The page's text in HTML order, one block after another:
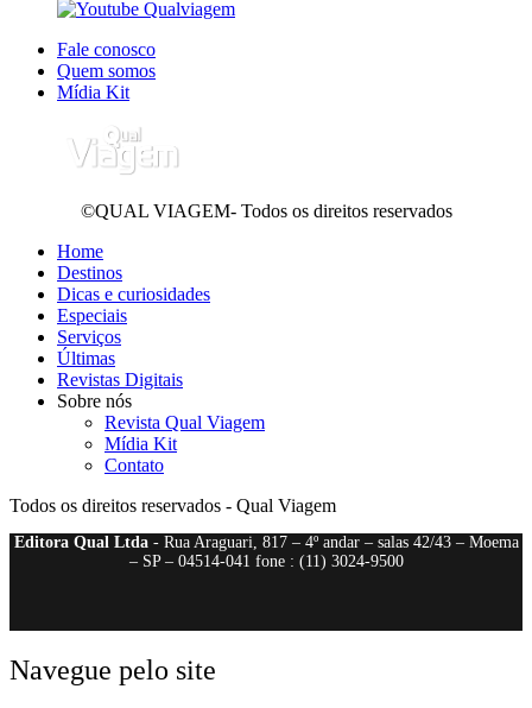
Fale conosco
Quem somos
Mídia Kit
©QUAL VIAGEM- Todos os direitos reservados
Home
Destinos
Dicas e curiosidades
Especiais
Serviços
Últimas
Revistas Digitais
Sobre nós
Revista Qual Viagem
Mídia Kit
Contato
Todos os direitos reservados - Qual Viagem
Editora Qual Ltda- Rua Araguari, 817 – 4º andar – salas 42/43 – Moema
– SP – 04514-041 fone : (11) 3024-9500
Navegue pelo site